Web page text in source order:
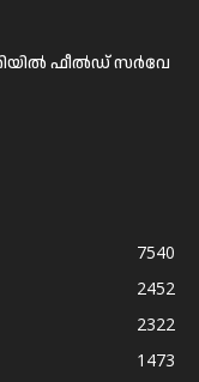
ഫീല്‍ഡ് സര്‍വേ
7540
2452
2322
1473